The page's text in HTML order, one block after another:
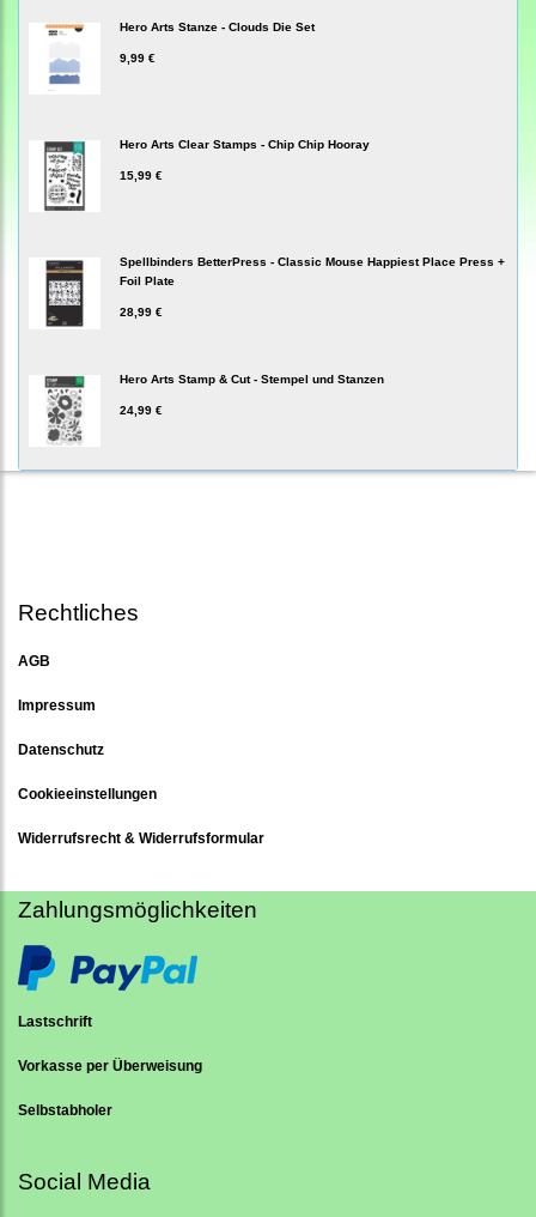
Hero Arts Stanze - Clouds Die Set
9,99 €
Hero Arts Clear Stamps - Chip Chip Hooray
15,99 €
Spellbinders BetterPress - Classic Mouse Happiest Place Press +
Foil Plate
28,99 €
Hero Arts Stamp & Cut - Stempel und Stanzen
24,99 €
Rechtliches
AGB
Impressum
Datenschutz
Cookieeinstellungen
Widerrufsrecht & Widerrufsformular
Zahlungsmöglichkeiten
Lastschrift
Vorkasse per Überweisung
Selbstabholer
Social Media